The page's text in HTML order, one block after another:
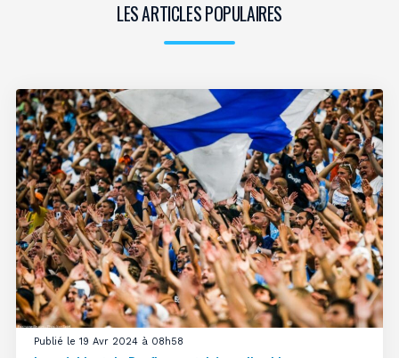
LES ARTICLES POPULAIRES
Publié le 19 Avr 2024 à 08h58